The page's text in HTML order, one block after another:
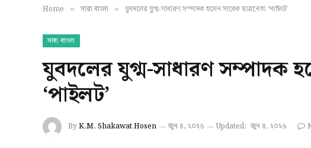
Home » সারা বাংলা » যুবদলের যুগ্ম-সাধারণ সম্পাদক হলেন সাবেক ছাত্রনেতা ‌‌‘পাইলট’
সারা বাংলা
যুবদলের যুগ্ম-সাধারণ সম্পাদক
‌‌‘পাইলট’
ByK.M. Shakawat Hosen জুন ৪, ২০২৬ Updated: জুন ৪, ২০২৬